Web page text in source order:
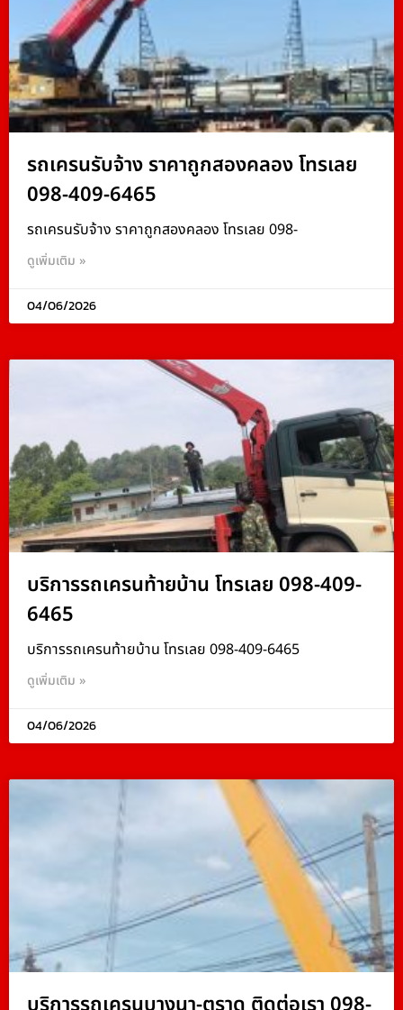
รถเครนรับจ้าง ราคาถูกสองคลอง โทรเลย
098-409-6465
รถเครนรับจ้าง ราคาถูกสองคลอง โทรเลย 098-
ดูเพิ่มเติม »
04/06/2026
บริการรถเครนท้ายบ้าน โทรเลย 098-409-
6465
บริการรถเครนท้ายบ้าน โทรเลย 098-409-6465
ดูเพิ่มเติม »
04/06/2026